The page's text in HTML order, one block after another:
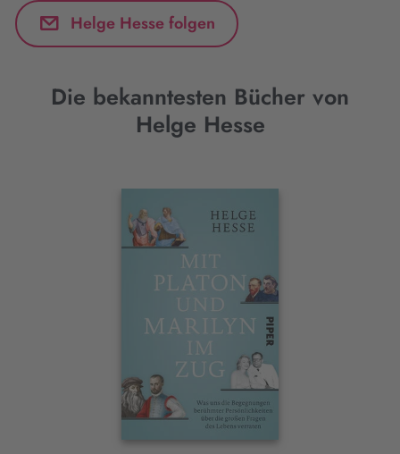
Helge Hesse folgen
Die bekanntesten Bücher von
Helge Hesse